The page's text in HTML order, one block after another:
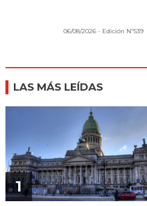
06/08/2026 - Edición Nº539
LAS MÁS LEÍDAS
1